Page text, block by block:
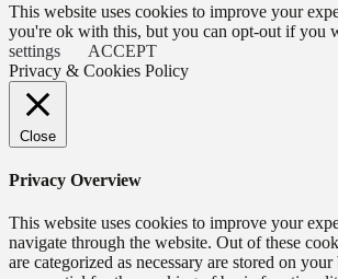
This website uses cookies to improve your
you're ok with this, but you can opt-out if you
settings
ACCEPT
Privacy & Cookies Policy
Close
Privacy Overview
This website uses cookies to improve your
navigate through the website. Out of these
are categorized as necessary are stored on